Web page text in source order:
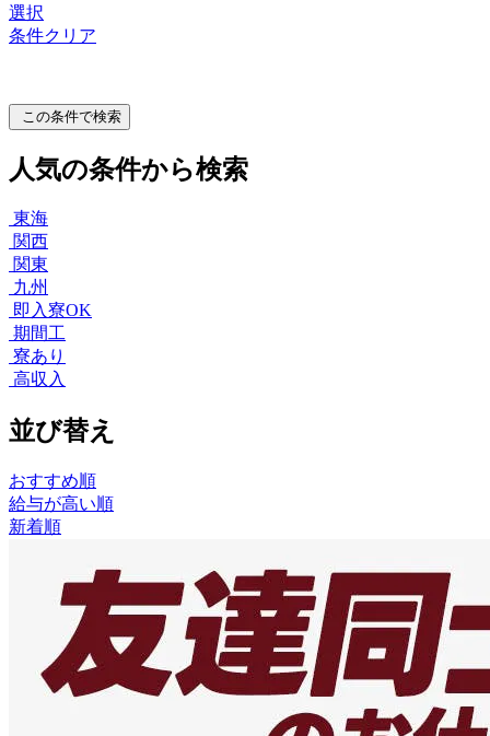
選択
条件クリア
この条件で検索
人気の条件から検索
東海
関西
関東
九州
即入寮OK
期間工
寮あり
高収入
並び替え
おすすめ順
給与が高い順
新着順